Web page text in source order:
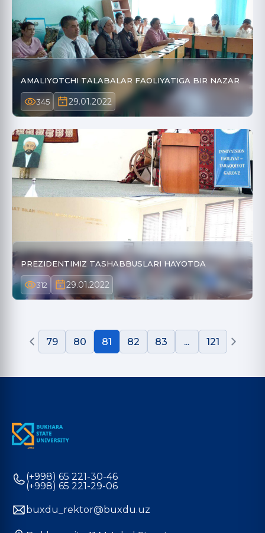
AMALIYOTCHI TALABALAR FAOLIYATIGA BIR NAZAR
345 29.01.2022
PREZIDENTIMIZ TASHABBUSLARI HAYOTDA
312 29.01.2022
79 80 81 82 83 ... 121
(+998) 65 221-30-46
(+998) 65 221-29-06
buxdu_rektor@buxdu.uz